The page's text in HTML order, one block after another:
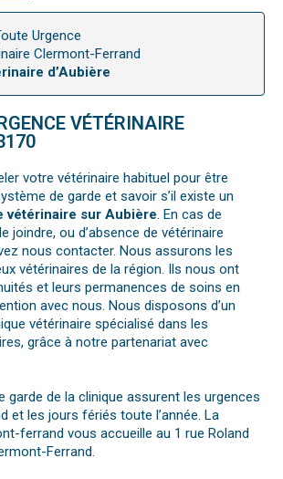
Urgence
Clermont-Ferrand
d’Aubière
VÉTÉRINAIRE
votre vétérinaire habituel pour être
de garde et savoir s’il existe un
vétérinaire sur Aubière. En cas de
joindre, ou d’absence de vétérinaire
nous contacter. Nous assurons les
vétérinaires de la région. Ils nous ont
et leurs permanences de soins en
avec nous. Nous disposons d’un
vétérinaire spécialisé dans les
grâce à notre partenariat avec
garde de la clinique assurent les urgences
et les jours fériés toute l’année. La
ferrand vous accueille au 1 rue Roland
Ferrand.